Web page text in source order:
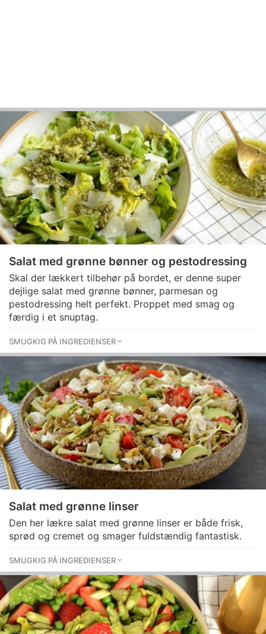
Salat med grønne bønner og pestodressing
Skal der lækkert tilbehør på bordet, er denne super
dejlige salat med grønne bønner, parmesan og
pestodressing helt perfekt. Proppet med smag og
færdig i et snuptag.
SMUGKIG PÅ INGREDIENSER
Salat med grønne linser
Den her lækre salat med grønne linser er både frisk,
sprød og cremet og smager fuldstændig fantastisk.
SMUGKIG PÅ INGREDIENSER